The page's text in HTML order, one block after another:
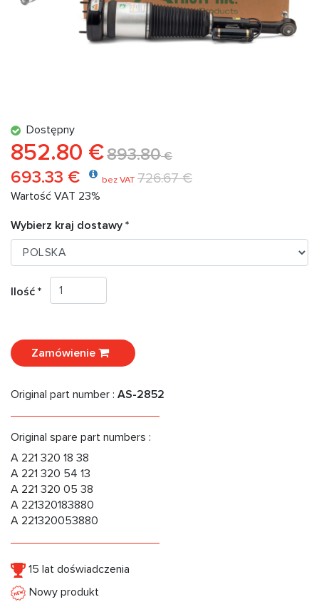
Dostępny
852.80 €893.80€
693.33 € bez VAT 726.67 €
Wartość VAT 23%
Wybierz kraj dostawy *
Ilość *
Zamówienie
Original part number : AS-2852
Original spare part numbers :
A 221 320 18 38
A 221 320 54 13
A 221 320 05 38
A 221320183880
A 221320053880
15 lat doświadczenia
Nowy produkt